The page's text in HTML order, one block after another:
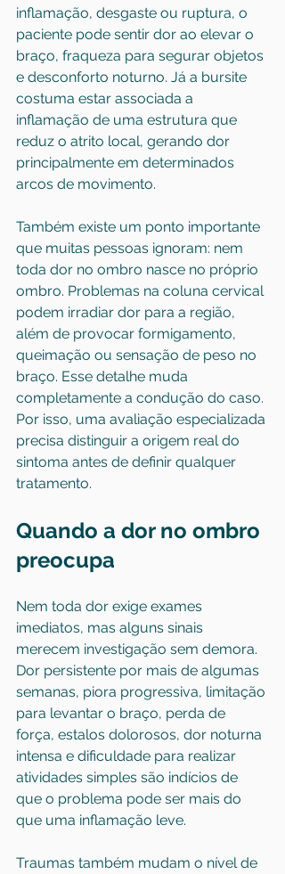
inflamação, desgaste ou ruptura, o
paciente pode sentir dor ao elevar o
braço, fraqueza para segurar objetos
e desconforto noturno. Já a bursite
costuma estar associada a
inflamação de uma estrutura que
reduz o atrito local, gerando dor
principalmente em determinados
arcos de movimento.
Também existe um ponto importante
que muitas pessoas ignoram: nem
toda dor no ombro nasce no próprio
ombro. Problemas na coluna cervical
podem irradiar dor para a região,
além de provocar formigamento,
queimação ou sensação de peso no
braço. Esse detalhe muda
completamente a condução do caso.
Por isso, uma avaliação especializada
precisa distinguir a origem real do
sintoma antes de definir qualquer
tratamento.
Quando a dor no ombro
preocupa
Nem toda dor exige exames
imediatos, mas alguns sinais
merecem investigação sem demora.
Dor persistente por mais de algumas
semanas, piora progressiva, limitação
para levantar o braço, perda de
força, estalos dolorosos, dor noturna
intensa e dificuldade para realizar
atividades simples são indícios de
que o problema pode ser mais do
que uma inflamação leve.
Traumas também mudam o nível de